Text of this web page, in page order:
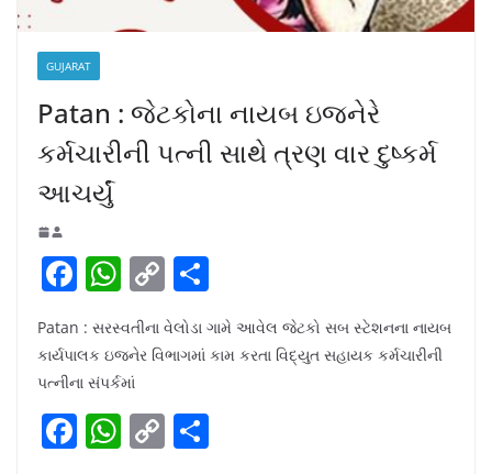
GUJARAT
Patan : જેટકોના નાયબ ઇજનેરે
કર્મચારીની પત્ની સાથે ત્રણ વાર દુષ્કર્મ
આચર્યું
F
c
e
b
o
W
h
at
s
A
p
C
o
p
Li
n
h
ar
Patan : સરસ્વતીના વેલોડા ગામે આવેલ જેટકો સબ સ્ટેશનના નાયબ
કાર્યપાલક ઇજનેર વિભાગમાં કામ કરતા વિદ્યુત સહાયક કર્મચારીની
પત્નીના સંપર્કમાં
F W C